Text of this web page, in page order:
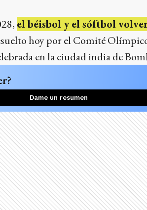
el béisbol y el sóftbol
hoy por el Comité
en la ciudad india de
Dame un resumen